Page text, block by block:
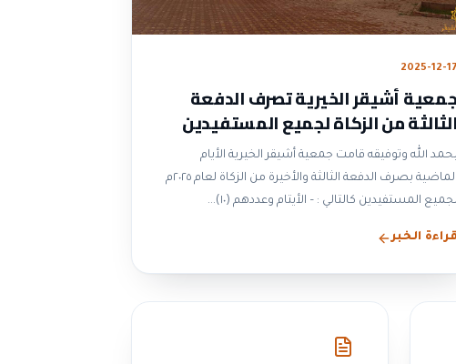
2025-12-17
جمعية أشيقر الخيرية تصرف الدفعة
الثالثة من الزكاة لجميع المستفيدين
لعام ٢٠٢٥م
بحمد الله وتوفيقه قامت جمعية أشيقر الخيرية الأيام
الماضية بصرف الدفعة الثالثة والأخيرة من الزكاة لعام ٢٠٢٥م
لجميع المستفيدين كالتالي : – الأيتام وعددهم (١٠)...
قراءة الخبر